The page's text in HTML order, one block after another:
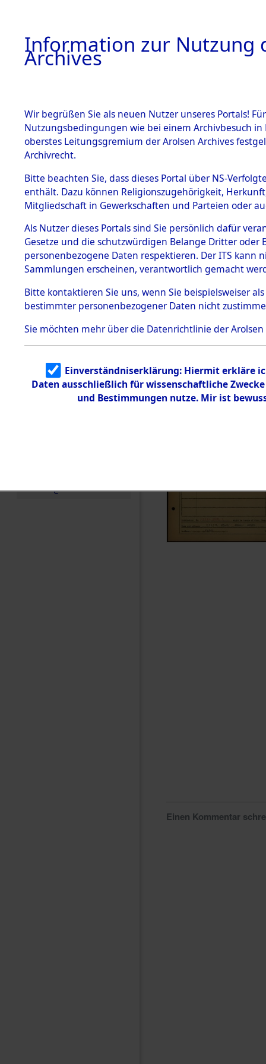
BESTÄNDE
1.
mente
5. Verschiedenes
5.3
Todesmärsche
5.3.1 Alliierte
Erhebungen
zu
Todesmärsch
en
5.3.2
Identifizierun
g
5.3.3
Todesmärsch
e
Dead -
Branch -
Einen Kommentar
Information zur Nutzung
Archives
Wir begrüßen Sie als neuen Nutzer unseres Portals!
Nutzungsbedingungen wie bei einem Archivbesuch
oberstes Leitungsgremium der Arolsen Archives
Archivrecht.
Bitte beachten Sie, dass dieses Portal über NS-
enthält. Dazu können Religionszugehörigkeit,
Mitgliedschaft in Gewerkschaften und Parteien oder
Als Nutzer dieses Portals sind Sie persönlich dafür
Gesetze und die schutzwürdigen Belange Dritter
personenbezogene Daten respektieren. Der ITS
Sammlungen erscheinen, verantwortlich gemacht
Bitte kontaktieren Sie uns, wenn Sie beispielsweiser
bestimmter personenbezogener Daten nicht
Sie möchten mehr über die Datenrichtlinie der Arolsen
Einverständniserklärung: Hiermit erkläre
Daten ausschließlich für wissenschaftliche
und Bestimmungen nutze. Mir ist